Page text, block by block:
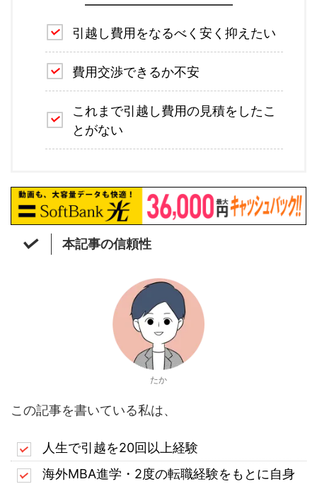
引越し費用をなるべく安く抑えたい
費用交渉できるか不安
これまで引越し費用の見積をしたこ
とがない
本記事の信頼性
たか
この記事を書いている私は、
人生で引越を20回以上経験
海外MBA進学・2度の転職経験をもとに自身